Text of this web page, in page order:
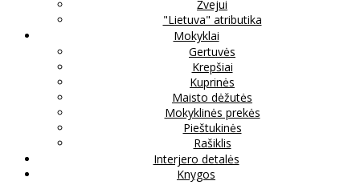
Žvejui
"Lietuva" atributika
Mokyklai
Gertuvės
Krepšiai
Kuprinės
Maisto dėžutės
Mokyklinės prekės
Pieštukinės
Rašiklis
Interjero detalės
Knygos